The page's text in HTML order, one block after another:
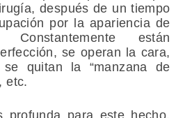
después de un tiempo
por la apariencia de
están
se operan la cara,
se quitan la “manzana de
etc.
profunda para este hecho,